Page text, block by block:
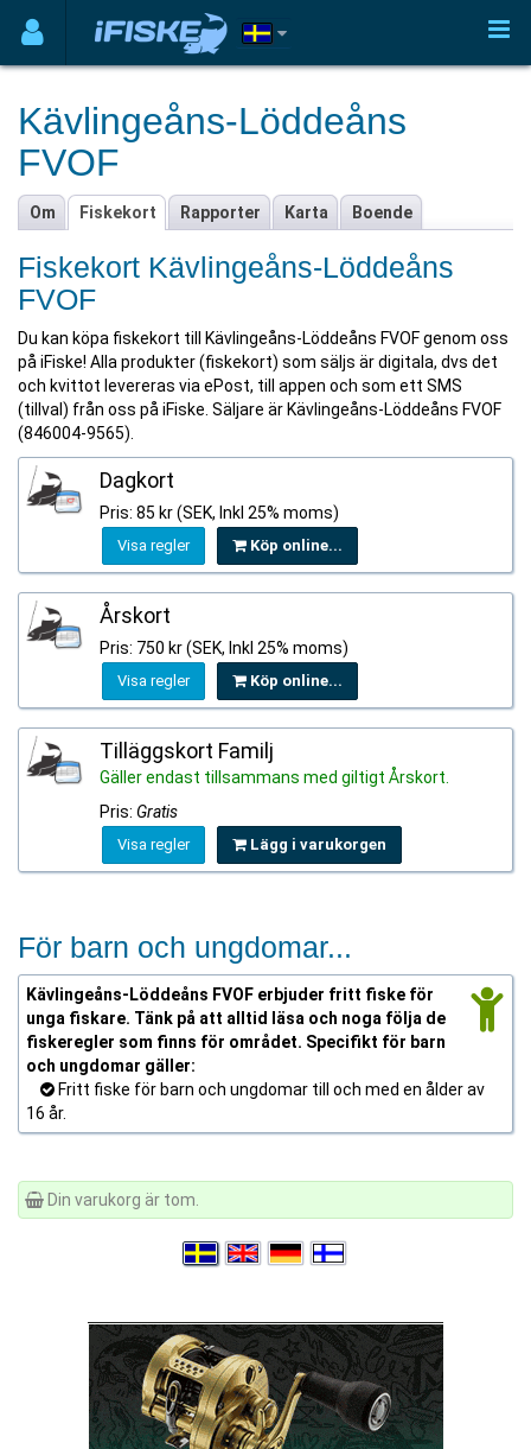
Kävlingeåns-Löddeåns
FVOF
Om Fiskekort Rapporter Karta Boende
Fiskekort Kävlingeåns-Löddeåns
FVOF
Du kan köpa fiskekort till Kävlingeåns-Löddeåns FVOF genom oss
på iFiske! Alla produkter (fiskekort) som säljs är digitala, dvs det
och kvittot levereras via ePost, till appen och som ett SMS
(tillval) från oss på iFiske. Säljare är Kävlingeåns-Löddeåns FVOF
(846004-9565).
Dagkort
Pris: 85 kr (SEK, Inkl 25% moms)
Visa regler Köp online...
Årskort
Pris: 750 kr (SEK, Inkl 25% moms)
Visa regler Köp online...
Tilläggskort Familj
Gäller endast tillsammans med giltigt Årskort.
Pris: Gratis
Visa regler Lägg i varukorgen
För barn och ungdomar...
Kävlingeåns-Löddeåns FVOF erbjuder fritt fiske för
unga fiskare. Tänk på att alltid läsa och noga följa de
fiskeregler som finns för området. Specifikt för barn
och ungdomar gäller:
Fritt fiske för barn och ungdomar till och med en ålder av
16 år.
Din varukorg är tom.